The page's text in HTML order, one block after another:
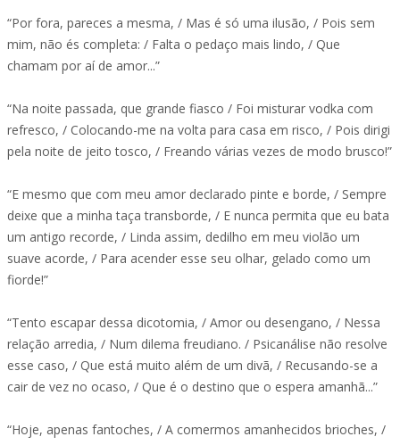
“Por fora, pareces a mesma, / Mas é só uma ilusão, / Pois sem
mim, não és completa: / Falta o pedaço mais lindo, / Que
chamam por aí de amor...”
“Na noite passada, que grande fiasco / Foi misturar vodka com
refresco, / Colocando-me na volta para casa em risco, / Pois dirigi
pela noite de jeito tosco, / Freando várias vezes de modo brusco!”
“E mesmo que com meu amor declarado pinte e borde, / Sempre
deixe que a minha taça transborde, / E nunca permita que eu bata
um antigo recorde, / Linda assim, dedilho em meu violão um
suave acorde, / Para acender esse seu olhar, gelado como um
fiorde!”
“Tento escapar dessa dicotomia, / Amor ou desengano, / Nessa
relação arredia, / Num dilema freudiano. / Psicanálise não resolve
esse caso, / Que está muito além de um divã, / Recusando-se a
cair de vez no ocaso, / Que é o destino que o espera amanhã...”
“Hoje, apenas fantoches, / A comermos amanhecidos brioches, /